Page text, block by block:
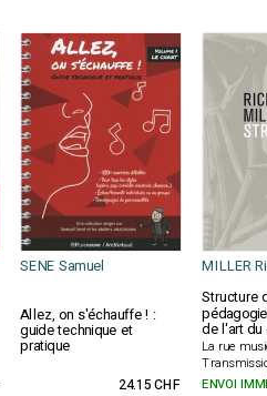
SENE Samuel MILLER
Allez, on s'échauffe ! :
guide technique et
pratique
Structure
de l'art du
La rue
24.15 CHF ENVOI